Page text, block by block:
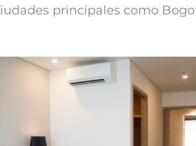
principales como